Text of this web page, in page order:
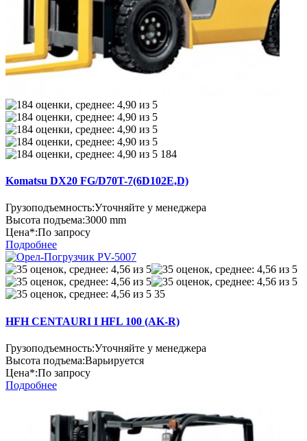
184
Komatsu DX20 FG/D70T-7(6D102E,D)
Грузоподъемность:Уточняйте у менеджера
Высота подъема:3000 mm
Цена*:По запросу
Подробнее
35
HFH CENTAURI I HFL 100 (AK-R)
Грузоподъемность:Уточняйте у менеджера
Высота подъема:Варьируется
Цена*:По запросу
Подробнее